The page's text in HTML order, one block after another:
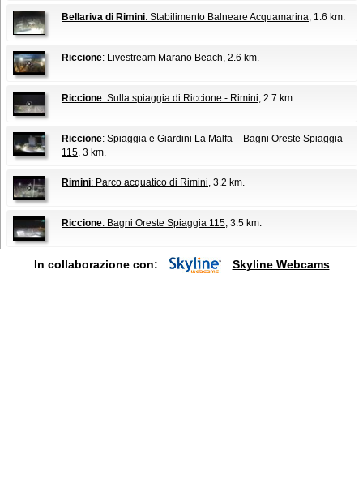
Bellariva di Rimini: Stabilimento Balneare Acquamarina , 1.6 km.
Riccione: Livestream Marano Beach , 2.6 km.
Riccione: Sulla spiaggia di Riccione - Rimini , 2.7 km.
Riccione: Spiaggia e Giardini La Malfa – Bagni Oreste Spiaggia
115 , 3 km.
Rimini: Parco acquatico di Rimini , 3.2 km.
Riccione: Bagni Oreste Spiaggia 115 , 3.5 km.
In collaborazione con: Skyline Webcams